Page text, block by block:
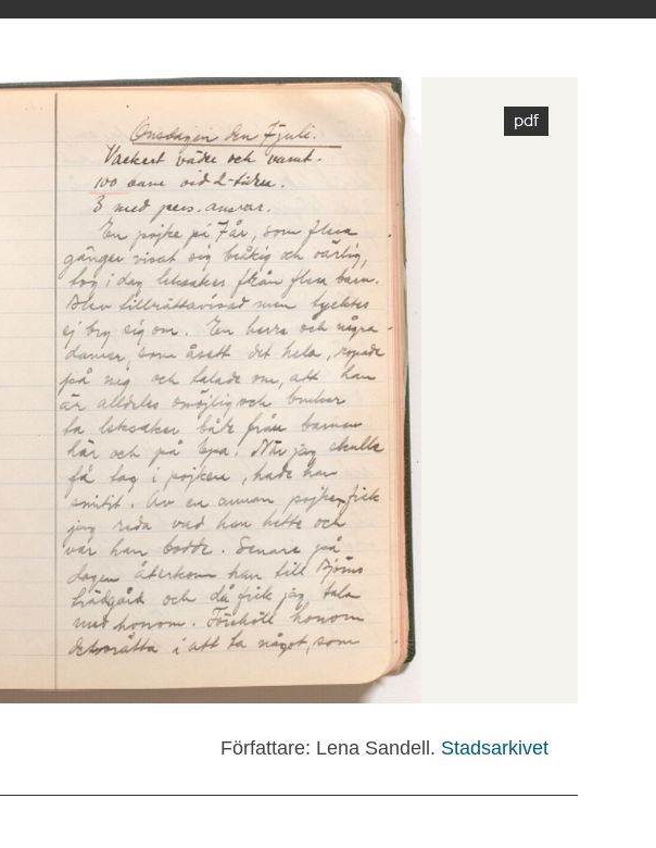
Författare: Lena Sandell. Stadsarkivet